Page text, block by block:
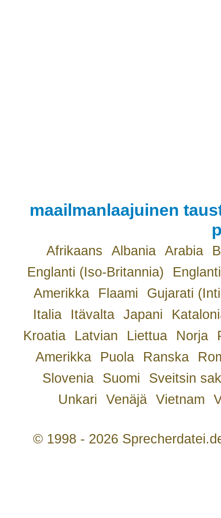
maailmanlaajuinen
Afrikaans Albania Arabia
Englanti (Iso-Britannia)
Amerikka
Flaami
Gujarati
Italia
Itävalta Japani
Kroatia
Latvian Liettua Norja
Amerikka
Puola Ranska
Slovenia
Suomi
Sveitsin
Unkari
Venäjä Vietnam
© 1998 - 2026